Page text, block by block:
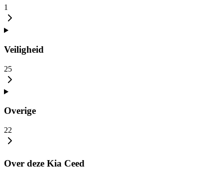
1
Veiligheid
25
Overige
22
Over deze Kia Ceed